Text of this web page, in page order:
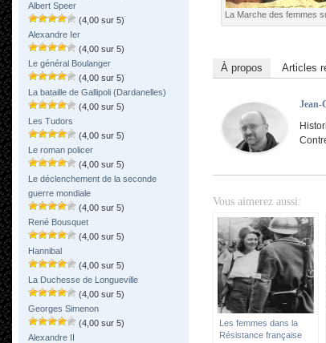
Albert Speer
(4,00 sur 5)
Alexandre Ier
(4,00 sur 5)
Le général Boulanger
(4,00 sur 5)
La bataille de Gallipoli (Dardanelles)
(4,00 sur 5)
Les Tudors
(4,00 sur 5)
Le roman policer
(4,00 sur 5)
Le déclenchement de la seconde
guerre mondiale
(4,00 sur 5)
René Bousquet
(4,00 sur 5)
Hannibal
(4,00 sur 5)
La Duchesse de Longueville
(4,00 sur 5)
Georges Simenon
(4,00 sur 5)
Alexandre II
La Marche des femmes
À propos Articles
Jean-
Vous aimerez aussi:
Les femmes dans la
Résistance française